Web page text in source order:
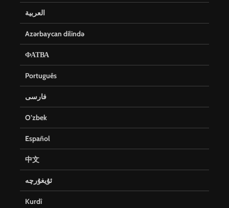
العربية
Azərbaycan dilində
ФАТВА
Português
فارسی
O’zbek
Español
中文
ئۇيغۇرچە
Kurdî